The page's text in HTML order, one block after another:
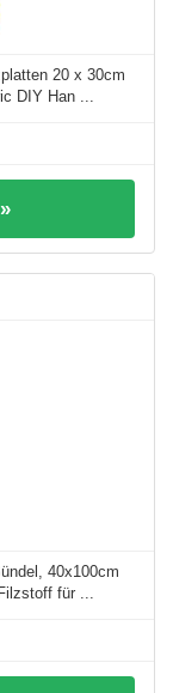
20 x 30cm
DIY Han ...
40x100cm
für ...